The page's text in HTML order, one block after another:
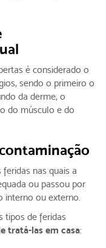
é considerado o
sendo o primeiro o
da derme, o
do músculo e do
nas quais a
ou passou por
interno ou externo.
tipos de feridas
tratá-las em casa: